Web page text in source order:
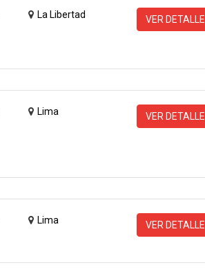
La Libertad VER DETALLE
Lima VER DETALLE
Lima VER DETALLE